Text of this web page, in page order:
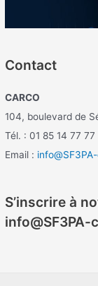
Contact
CARCO
104, boulevard de
Tél. : 01 85 14 77 77
Email :
S’inscrire à